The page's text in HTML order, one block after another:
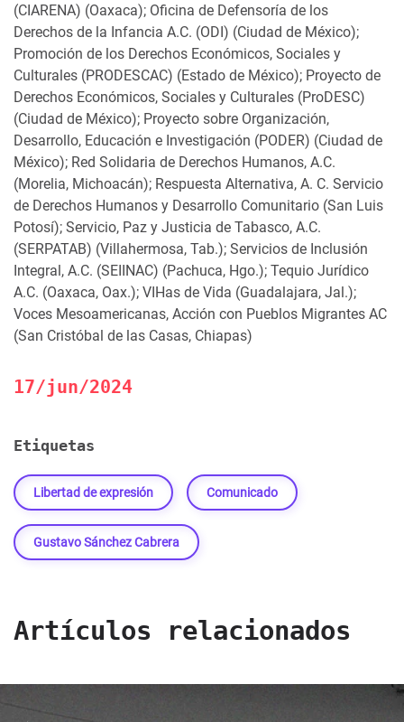
(CIARENA) (Oaxaca); Oficina de Defensoría de los
Derechos de la Infancia A.C. (ODI) (Ciudad de México);
Promoción de los Derechos Económicos, Sociales y
Culturales (PRODESCAC) (Estado de México); Proyecto de
Derechos Económicos, Sociales y Culturales (ProDESC)
(Ciudad de México); Proyecto sobre Organización,
Desarrollo, Educación e Investigación (PODER) (Ciudad de
México); Red Solidaria de Derechos Humanos, A.C.
(Morelia, Michoacán); Respuesta Alternativa, A. C. Servicio
de Derechos Humanos y Desarrollo Comunitario (San Luis
Potosí); Servicio, Paz y Justicia de Tabasco, A.C.
(SERPATAB) (Villahermosa, Tab.); Servicios de Inclusión
Integral, A.C. (SEIINAC) (Pachuca, Hgo.); Tequio Jurídico
A.C. (Oaxaca, Oax.); VIHas de Vida (Guadalajara, Jal.);
Voces Mesoamericanas, Acción con Pueblos Migrantes AC
(San Cristóbal de las Casas, Chiapas)
17/jun/2024
Etiquetas
Libertad de expresión Comunicado
Gustavo Sánchez Cabrera
Artículos relacionados